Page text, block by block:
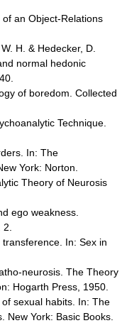
an Object-Relations
H. & Hedecker, D.
normal hedonic
of boredom. Collected
Technique.
In: The
York: Norton.
Theory of Neurosis
ego weakness.
In: Sex in
neurosis. The Theory
Hogarth Press, 1950.
sexual habits. In: The
New York: Basic Books.